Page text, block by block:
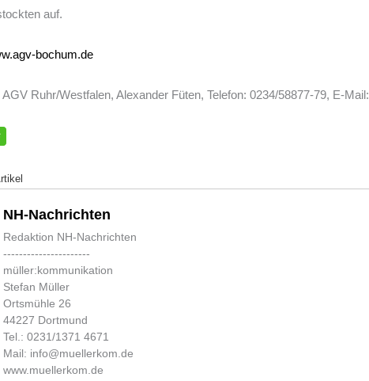
auf.
bochum.de
AGV Ruhr/Westfalen, Alexander Füten, Telefon: 0234/58877-79, E-Mail:
NH-Nachrichten
Redaktion NH-Nachrichten
----------------------
müller:kommunikation
Stefan Müller
Ortsmühle 26
44227 Dortmund
Tel.: 0231/1371 4671
Mail: info@muellerkom.de
www.muellerkom.de